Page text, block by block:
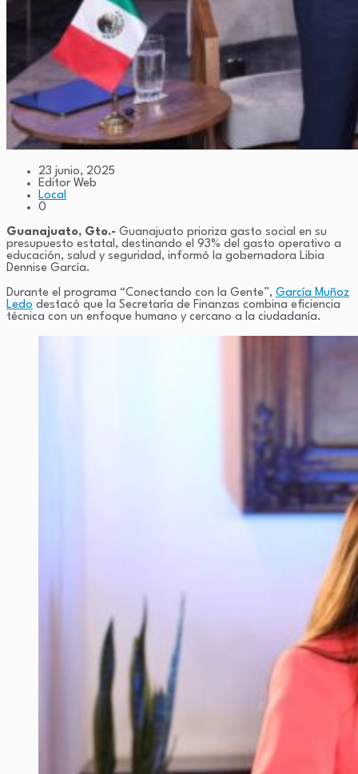
23 junio, 2025
Editor Web
Local
0
Guanajuato, Gto.- Guanajuato prioriza gasto social en su
presupuesto estatal, destinando el 93% del gasto operativo a
educación, salud y seguridad, informó la gobernadora Libia
Dennise García.
Durante el programa “Conectando con la Gente”, García Muñoz
Ledo destacó que la Secretaría de Finanzas combina eficiencia
técnica con un enfoque humano y cercano a la ciudadanía.